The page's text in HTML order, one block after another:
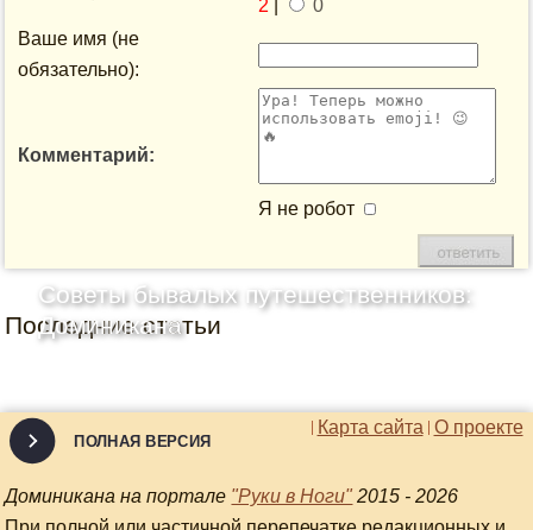
2
0
Ваше имя (не
обязательно):
Комментарий:
Я не робот
Последние статьи
Советы бывалых путешественников:
Доминикана
О проекте
Карта сайта
ПОЛНАЯ ВЕРСИЯ
Доминикана на портале "Руки в Ноги" 2015 - 2026